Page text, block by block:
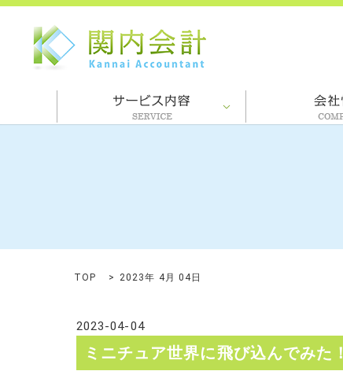
TOP 2023年 4月 04日
2023-04-04
ミニチュア世界に飛び込んでみた！